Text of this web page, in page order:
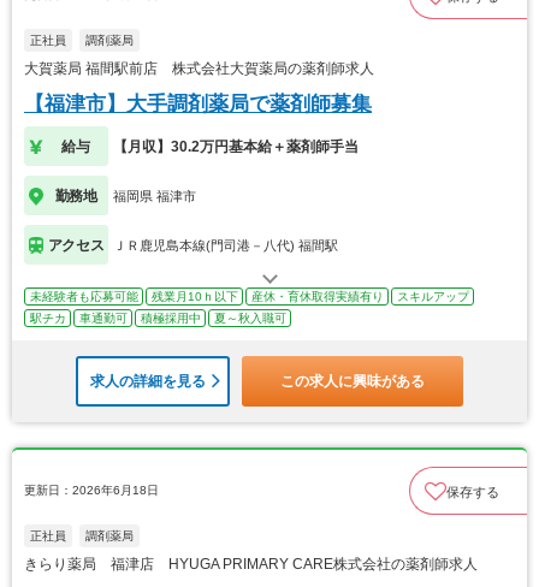
正社員 調剤薬局
大賀薬局 福間駅前店 株式会社大賀薬局の薬剤師求人
【福津市】大手調剤薬局で薬剤師募集
給与 【月収】30.2万円基本給＋薬剤師手当
勤務地 福岡県 福津市
アクセス ＪＲ鹿児島本線(門司港－八代) 福間駅
未経験者も応募可能 残業月10ｈ以下 産休・育休取得実績有り
スキルアップ
駅チカ
車通勤可 積極採用中 夏～秋入職可
求人の詳細を見る この求人に興味がある
更新日：2026年6月18日 保存する
正社員 調剤薬局
きらり薬局 福津店 HYUGA PRIMARY CARE株式会社の薬剤師求人